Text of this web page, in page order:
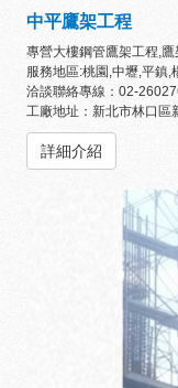
中平鷹架工程
專營大樓鋼管鷹架工程,
服務地區:桃園,中壢,平鎮,
洽談聯絡專線：02-
工廠地址：新北市林口區
詳細介紹